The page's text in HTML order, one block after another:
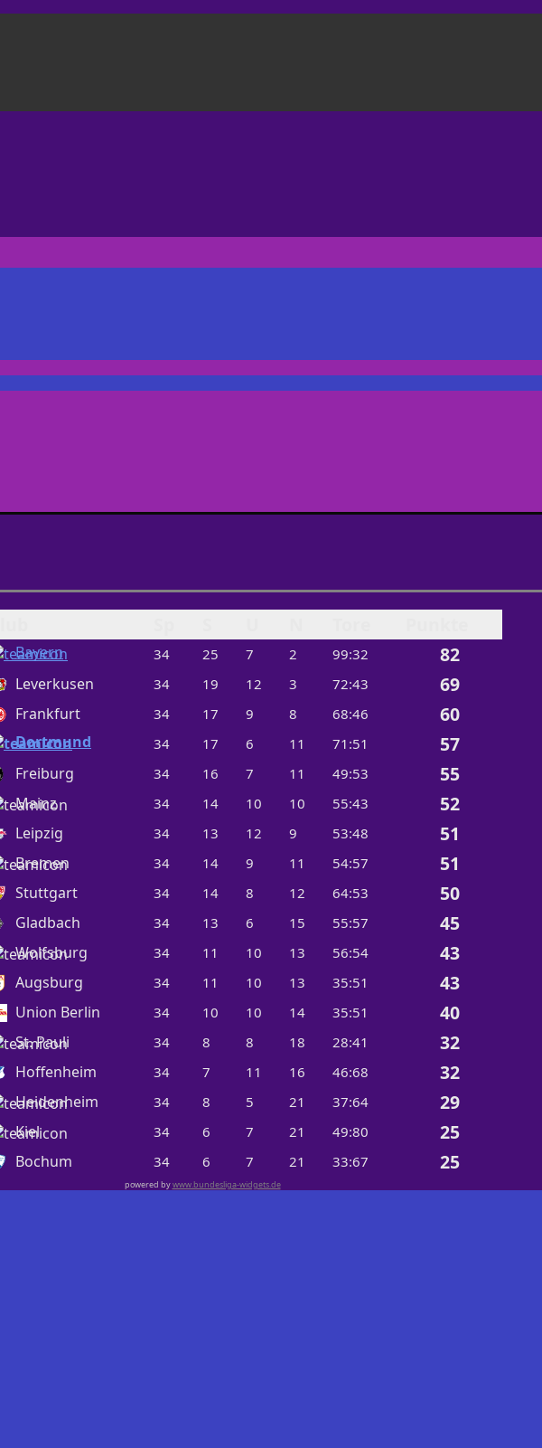
Bayern 34 25 7 2 99:32 82
Leverkusen 34 19 12 3 72:43 69
Frankfurt 34 17 9 8 68:46 60
Dortmund 34 17 6 11 71:51 57
Freiburg 34 16 7 11 49:53 55
Mainz 34 14 10 10 55:43 52
Leipzig 34 13 12 9 53:48 51
Bremen 34 14 9 11 54:57 51
Stuttgart 34 14 8 12 64:53 50
Gladbach 34 13 6 15 55:57 45
Wolfsburg 34 11 10 13 56:54 43
Augsburg 34 11 10 13 35:51 43
Union Berlin 34 10 10 14 35:51 40
St. Pauli 34 8 8 18 28:41 32
Hoffenheim 34 7 11 16 46:68 32
Heidenheim 34 8 5 21 37:64 29
Kiel 34 6 7 21 49:80 25
Bochum 34 6 7 21 33:67 25
powered bywww.bundesliga-widgets.de